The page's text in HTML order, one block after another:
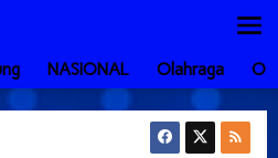
NASIONAL Olahraga